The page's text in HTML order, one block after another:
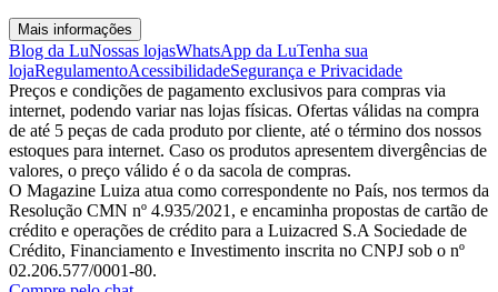
Mais informações
Blog da LuNossas lojasWhatsApp da LuTenha sua
lojaRegulamentoAcessibilidadeSegurança e Privacidade
Preços e condições de pagamento exclusivos para compras via
internet, podendo variar nas lojas físicas. Ofertas válidas na compra
de até 5 peças de cada produto por cliente, até o término dos nossos
estoques para internet. Caso os produtos apresentem divergências de
valores, o preço válido é o da sacola de compras.
O Magazine Luiza atua como correspondente no País, nos termos da
Resolução CMN nº 4.935/2021, e encaminha propostas de cartão de
crédito e operações de crédito para a Luizacred S.A Sociedade de
Crédito, Financiamento e Investimento inscrita no CNPJ sob o nº
02.206.577/0001-80.